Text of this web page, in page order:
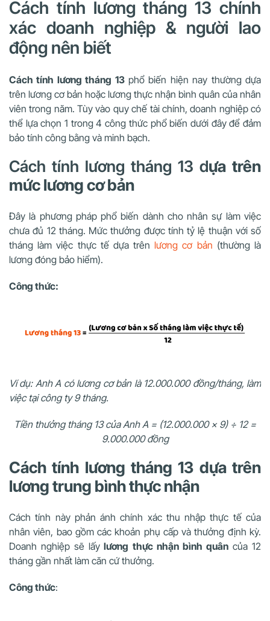
Cách tính lương tháng 13 chính
xác doanh nghiệp & người lao
động nên biết
Cách tính lương tháng 13phổ biến hiện nay thường dựa
trên lương cơ bản hoặc lương thực nhận bình quân của nhân
viên trong năm. Tùy vào quy chế tài chính, doanh nghiệp có
thể lựa chọn 1 trong 4 công thức phổ biến dưới đây để đảm
bảo tính công bằng và minh bạch.
Cách tính lương tháng 13 dựa trên
mức lương cơ bản
Đây là phương pháp phổ biến dành cho nhân sự làm việc
chưa đủ 12 tháng. Mức thưởng được tính tỷ lệ thuận với số
tháng làm việc thực tế dựa trênlương cơ bản (thường là
lương đóng bảo hiểm).
Công thức:
Ví dụ: Anh A có lương cơ bản là 12.000.000 đồng/tháng, làm
việc tại công ty 9 tháng.
Tiền thưởng tháng 13 của Anh A = (12.000.000 x 9) ÷ 12 =
9.000.000 đồng
Cách tính lương tháng 13 dựa trên
lương trung bình thực nhận
Cách tính này phản ánh chính xác thu nhập thực tế của
nhân viên, bao gồm các khoản phụ cấp và thưởng định kỳ.
Doanh nghiệp sẽ lấy lương thực nhận bình quâncủa 12
tháng gần nhất làm căn cứ thưởng.
Công thức: